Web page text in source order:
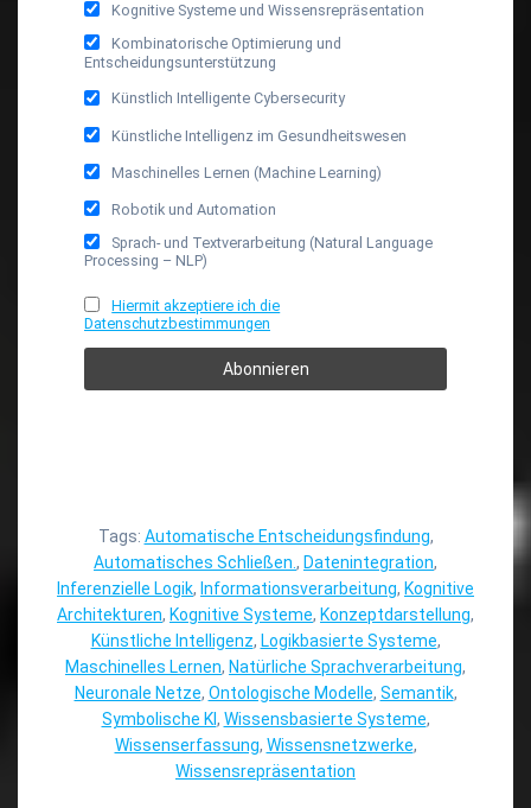
Kognitive Systeme und Wissensrepräsentation
Kombinatorische Optimierung und
Entscheidungsunterstützung
Künstlich Intelligente Cybersecurity
Künstliche Intelligenz im Gesundheitswesen
Maschinelles Lernen (Machine Learning)
Robotik und Automation
Sprach- und Textverarbeitung (Natural Language
Processing – NLP)
Hiermit akzeptiere ich die
Datenschutzbestimmungen
Tags: Automatische Entscheidungsfindung,
Automatisches Schließen. , Datenintegration,
Inferenzielle Logik, Informationsverarbeitung, Kognitive
Architekturen, Kognitive Systeme, Konzeptdarstellung,
Künstliche Intelligenz, Logikbasierte Systeme,
Maschinelles Lernen, Natürliche Sprachverarbeitung,
Neuronale Netze, Ontologische Modelle, Semantik,
Symbolische KI, Wissensbasierte Systeme,
Wissenserfassung, Wissensnetzwerke,
Wissensrepräsentation